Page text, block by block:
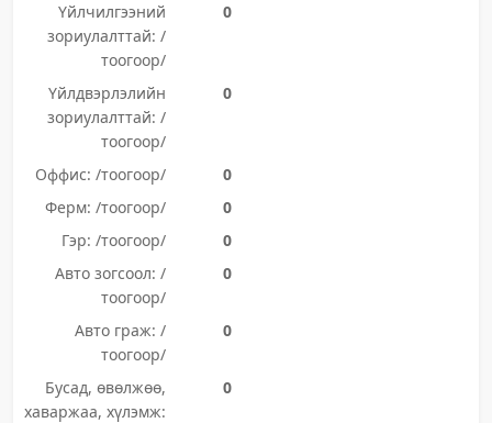
Үйлчилгээний
зориулалттай: /
тоогоор/
0
Үйлдвэрлэлийн
зориулалттай: /
тоогоор/
0
Оффис: /тоогоор/
0
Ферм: /тоогоор/
0
Гэр: /тоогоор/
0
Авто зогсоол: /
тоогоор/
0
Авто граж: /
тоогоор/
0
Бусад, өвөлжөө,
хаваржаа, хүлэмж:
0